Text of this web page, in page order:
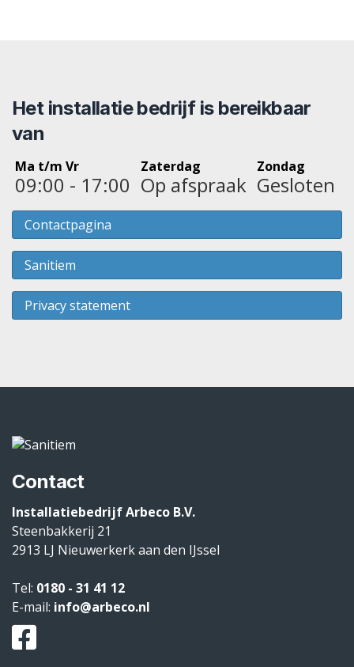
Het installatie bedrijf is bereikbaar
van
Ma t/m Vr
09:00 - 17:00
Zaterdag
Op afspraak
Zondag
Gesloten
Contactpagina
Sanitiem
Privacy statement
Contact
Installatiebedrijf Arbeco B.V.
Steenbakkerij 21
2913 LJ Nieuwerkerk aan den IJssel
Tel: 0180 - 31 41 12
E-mail: info@arbeco.nl